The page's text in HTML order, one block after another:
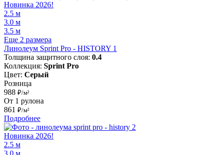
Новинка 2026!
2.5 м
3.0 м
3.5 м
Еще 2 размера
Линолеум Sprint Pro - HISTORY 1
Толщина защитного слоя: 0.4
Коллекция: Sprint Pro
Цвет: Серый
Розница
988 ₽/м²
От 1 рулона
861 ₽/м²
Подробнее
Новинка 2026!
2.5 м
3.0 м